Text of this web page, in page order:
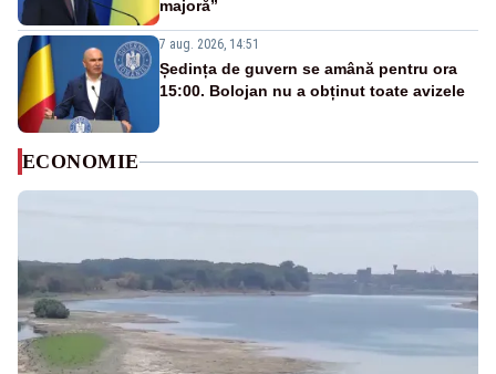
majoră”
7 aug. 2026, 14:51
Ședința de guvern se amână pentru ora
15:00. Bolojan nu a obținut toate avizele
ECONOMIE